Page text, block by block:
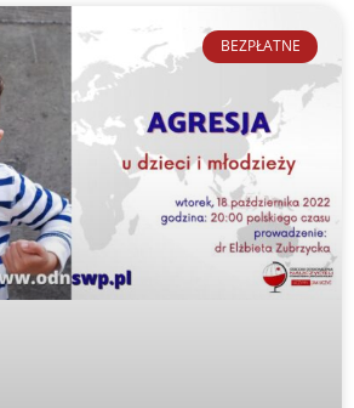
BEZPŁATNE